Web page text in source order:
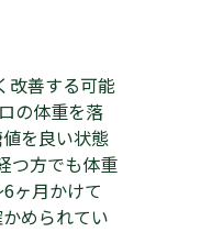
改善する可能
の体重を落
を良い状態
つ方でも体重
ヶ月かけて
められてい